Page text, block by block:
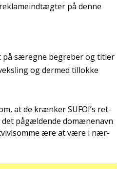
på den­ne
på særeg­ne begre­ber og tit­ler
og der­med til­lok­ke
at de kræn­ker SUFOI’s ret­
pågæl­den­de domæ­ne­navn
tvivls­om­me ære at være i nær­